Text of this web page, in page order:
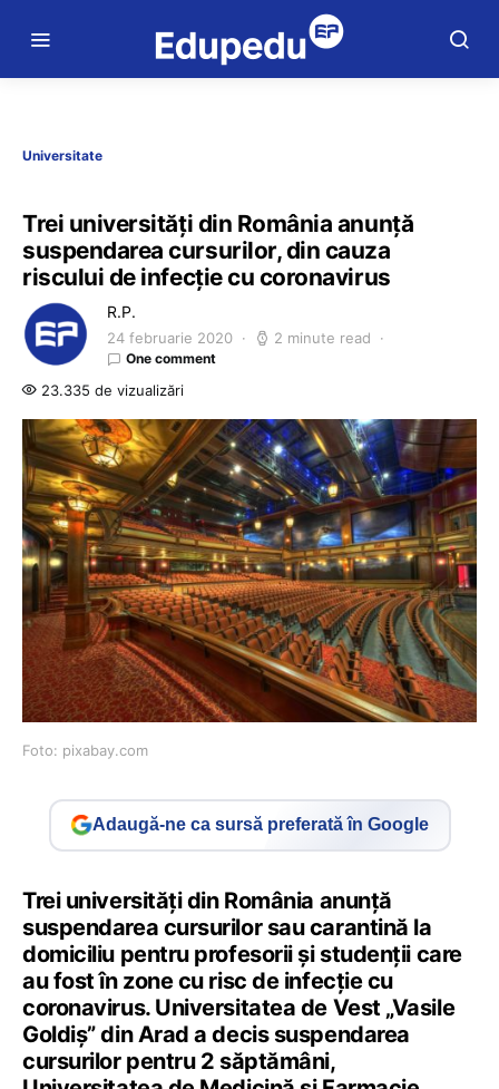
Universitate
Trei universități din România anunță
suspendarea cursurilor, din cauza
riscului de infecție cu coronavirus
R.P.
24 februarie 2020 2 minute read
One comment
23.335 de vizualizări
Foto: pixabay.com
Adaugă-ne ca sursă preferată în Google
Trei universități din România anunță
suspendarea cursurilor sau carantină la
domiciliu pentru profesorii și studenții care
au fost în zone cu risc de infecție cu
coronavirus. Universitatea de Vest „Vasile
Goldiș” din Arad a decis suspendarea
cursurilor pentru 2 săptămâni,